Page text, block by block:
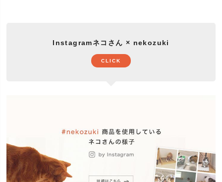
Instagramネコさん × nekozuki
CLICK